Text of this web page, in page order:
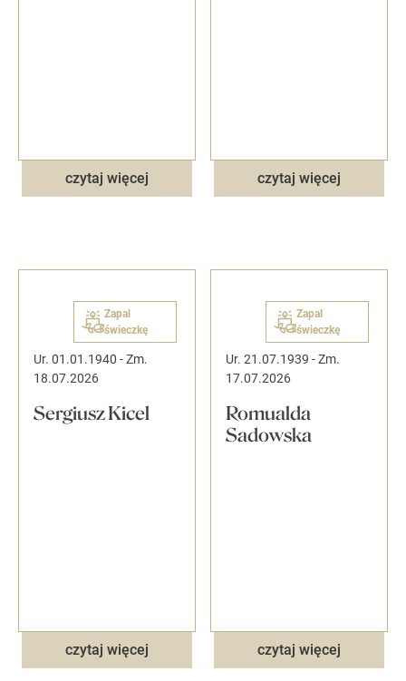
czytaj więcej czytaj więcej
Zapal
świeczkę
Ur. 01.01.1940 -Zm.
18.07.2026
Sergiusz Kicel
czytaj więcej
Zapal
świeczkę
Ur. 21.07.1939 -Zm.
17.07.2026
Romualda
Sadowska
czytaj więcej